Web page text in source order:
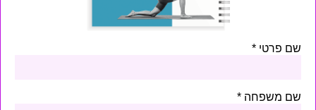
שם פרטי
שם משפחה